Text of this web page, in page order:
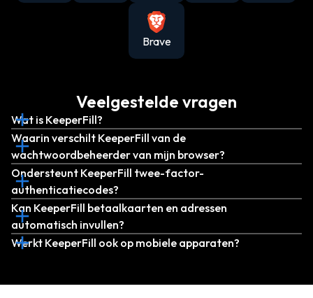
Brave
Veelgestelde vragen
Wat is KeeperFill?
Waarin verschilt KeeperFill van de
wachtwoordbeheerder van mijn browser?
Ondersteunt KeeperFill twee-factor-
authenticatiecodes?
Kan KeeperFill betaalkaarten en adressen
automatisch invullen?
Werkt KeeperFill ook op mobiele apparaten?